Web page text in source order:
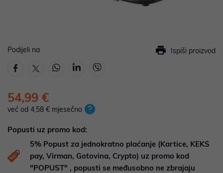
Podijeli na Ispiši proizvod
54,99 €
već od 4,58 € mjesečno
Popusti uz promo kod:
5% Popust za jednokratno plaćanje (Kartice, KEKS
pay, Virman, Gotovina, Crypto) uz promo kod
"POPUST" , popusti se međusobno ne zbrajaju